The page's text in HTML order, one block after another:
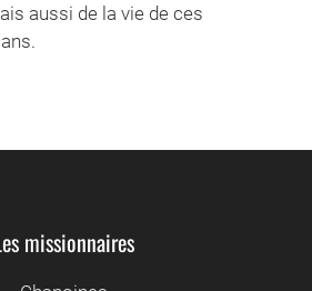
aussi de la vie de ces
missionnaires